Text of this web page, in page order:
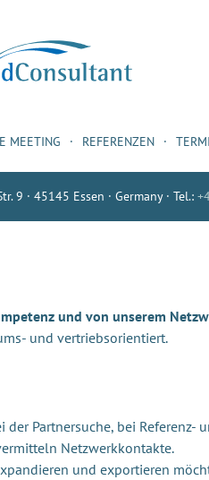
MEETING REFERENZEN
9 · 45145 Essen · Germany · Tel.:
und von unserem
und vertriebsorientiert.
Partnersuche, bei
Netzwerkkontakte.
und exportieren